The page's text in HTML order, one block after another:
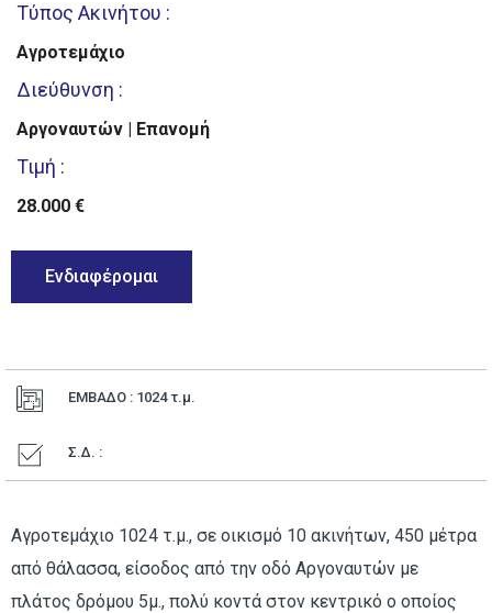
Τύπος Ακινήτου :
Αγροτεμάχιο
Διεύθυνση :
Αργοναυτών | Επανομή
Τιμή :
28.000 €
Ενδιαφέρομαι
ΕΜΒΑΔΟ : 1024τ.μ.
Σ.Δ. :
Αγροτεμάχιο 1024 τ.μ., σε οικισμό 10 ακινήτων, 450 μέτρα
από θάλασσα, είσοδος από την οδό Αργοναυτών με
πλάτος δρόμου 5μ., πολύ κοντά στον κεντρικό ο οποίος